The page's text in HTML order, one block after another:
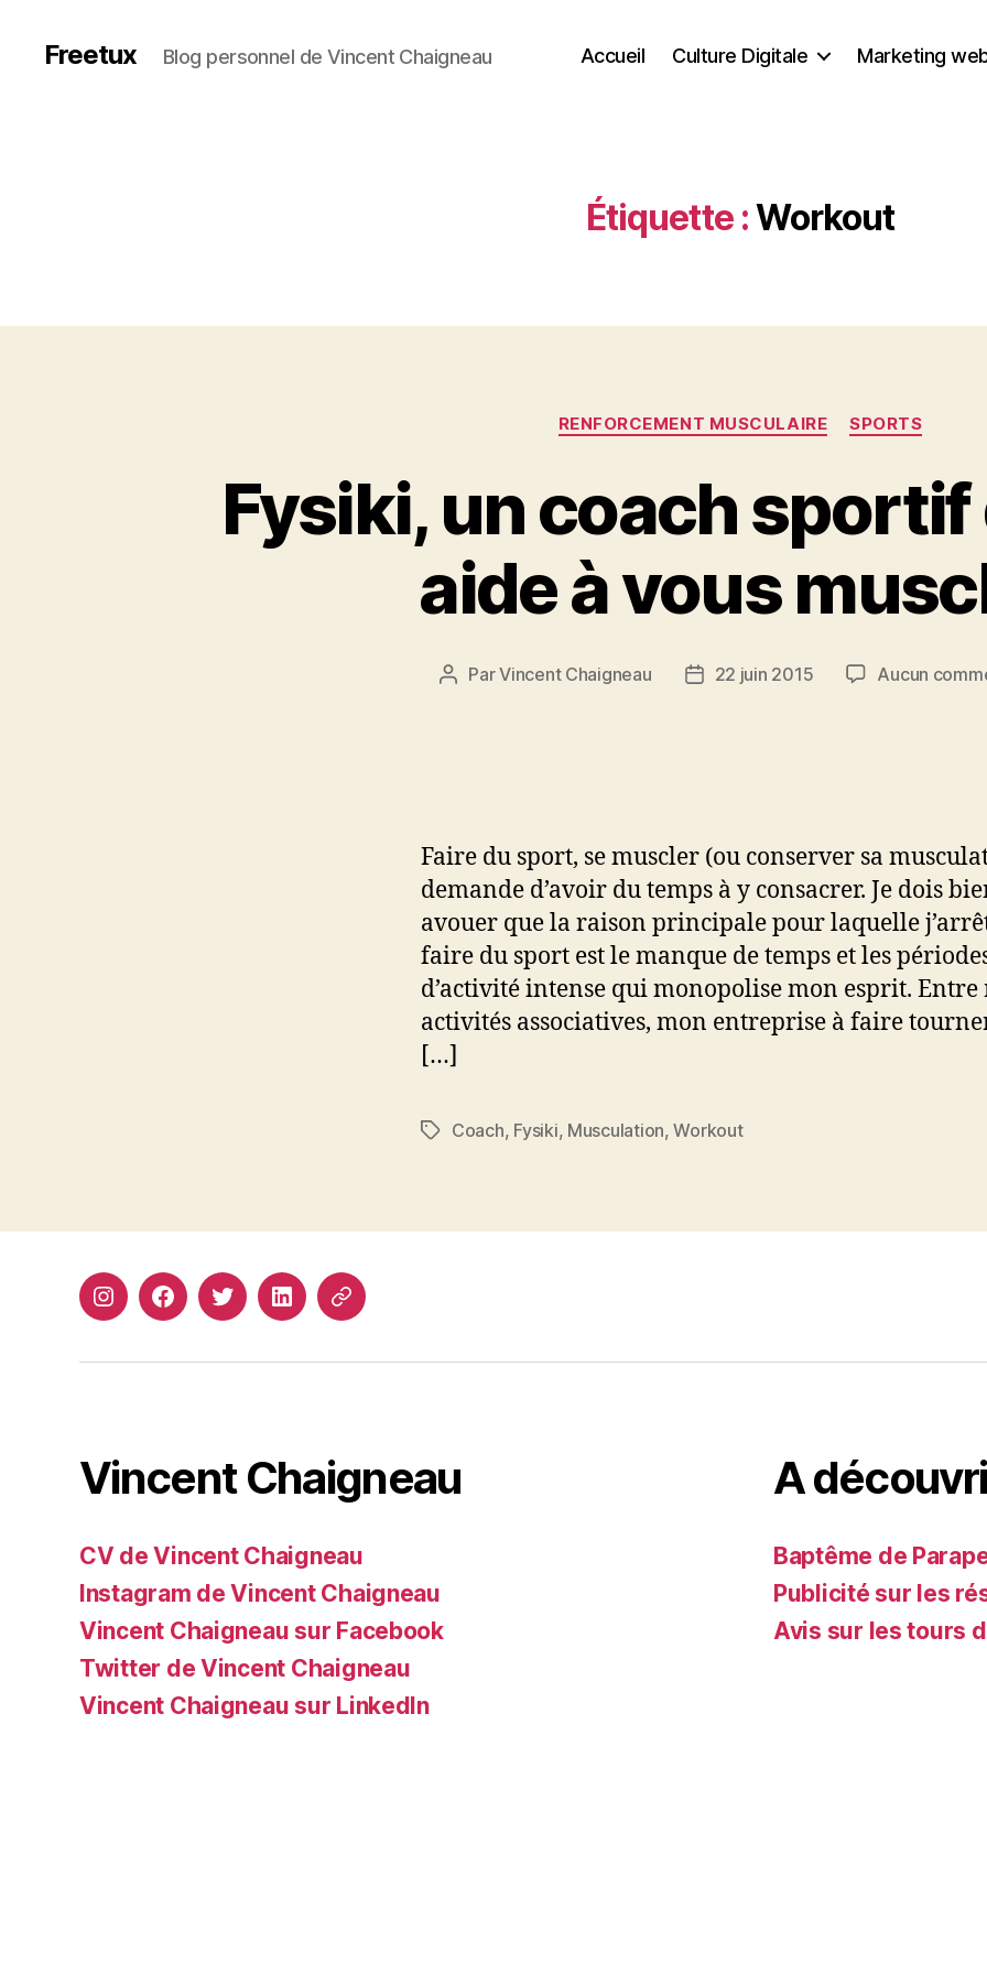
Freetux Blog personnel de Vincent Chaigneau Accueil Culture Digitale Marketing
Étiquette :Workout
Catégories
RENFORCEMENT MUSCULAIRE SPORTS
Fysiki, un coach
aide à vous
Auteur
ParVincent Chaigneau
Date22 juin 2015 Aucun
Faire du sport, se muscler (ou conserver sa
demande d’avoir du temps à y consacrer. Je dois
avouer que la raison principale pour laquelle
faire du sport est le manque de temps et les
d’activité intense qui monopolise mon esprit. Entre
activités associatives, mon entreprise à faire
[…]
Étiquettes
Coach, Fysiki, Musculation,Workout
InstagramFacebookTwitterLinkedinSite
Vincent Chaigneau
CV de Vincent Chaigneau
Instagram de Vincent Chaigneau
Vincent Chaigneau sur Facebook
Twitter de Vincent Chaigneau
Vincent Chaigneau sur LinkedIn
A
Baptême de
Publicité sur les
Avis sur les tours